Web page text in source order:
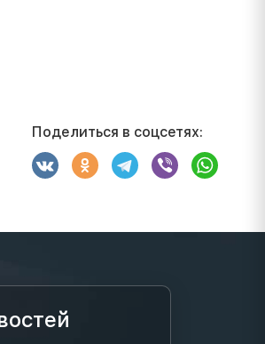
Поделиться в соцсетях: